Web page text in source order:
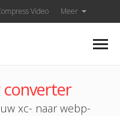
Video Meer
converter
xc- naar webp-